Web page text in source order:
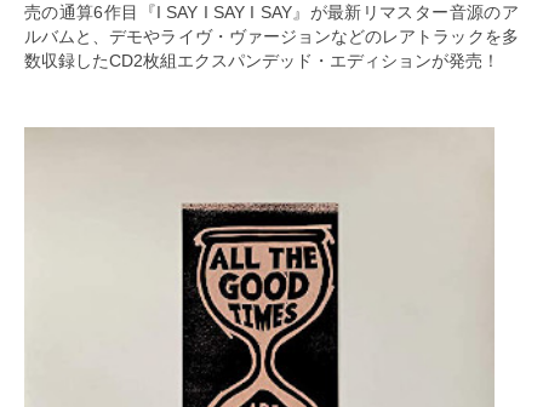
売の通算6作目『I SAY I SAY I SAY』が最新リマスター音源のア
ルバムと、デモやライヴ・ヴァージョンなどのレアトラックを多
数収録したCD2枚組エクスパンデッド・エディションが発売！